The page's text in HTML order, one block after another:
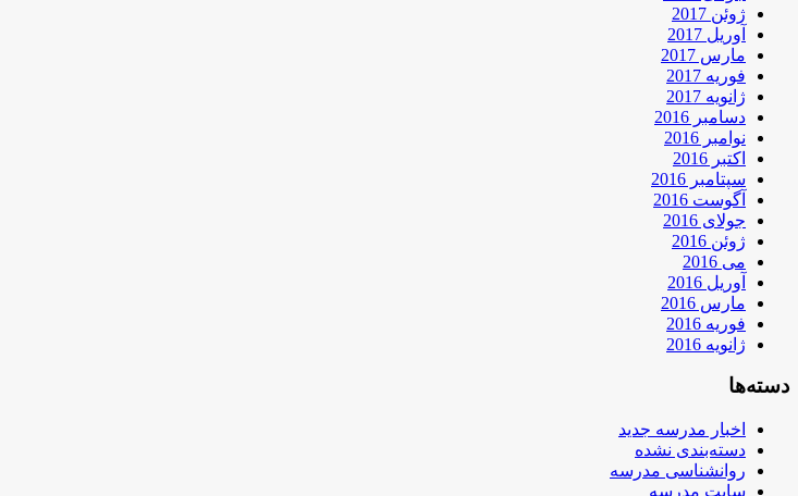
ژوئن 2017
آوریل 2017
مارس 2017
فوریه 2017
ژانویه 2017
دسامبر 2016
نوامبر 2016
اکتبر 2016
سپتامبر 2016
آگوست 2016
جولای 2016
ژوئن 2016
می 2016
آوریل 2016
مارس 2016
فوریه 2016
ژانویه 2016
دسته‌ها
اخبار مدرسه جدید
دسته‌بندی نشده
روانشناسی مدرسه
سایت مدرسه